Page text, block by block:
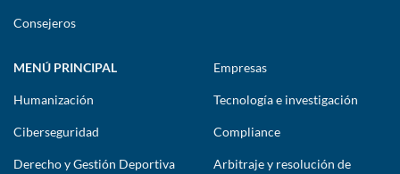
Consejeros
MENÚ PRINCIPAL
Humanización
Ciberseguridad
Derecho y Gestión Deportiva
Empresas
Tecnología e investigación
Compliance
Arbitraje y resolución de